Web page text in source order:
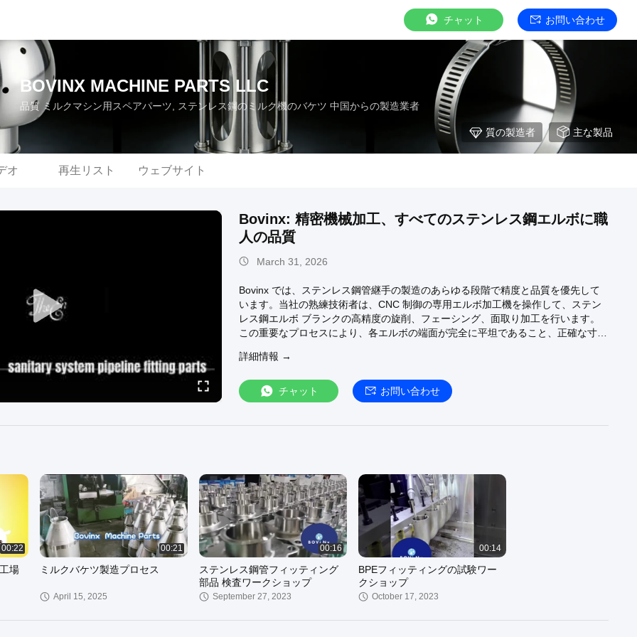
チャット お問い合わせ
BOVINX MACHINE PARTS LLC
品質 ミルクマシン用スペアパーツ, ステンレス鋼のミルク機のバケツ 中国からの製造業者
質の製造者 主な製品
オ 再生リスト ウェブサイト
Bovinx: 精密機械加工、すべてのステンレス鋼エルボに職
人の品質
March 31, 2026
Bovinx では、ステンレス鋼管継手の製造のあらゆる段階で精度と品質を優先して
います。当社の熟練技術者は、CNC 制御の専用エルボ加工機を操作して、ステン
レス鋼エルボ ブランクの高精度の旋削、フェーシング、面取り加工を行います。
この重要なプロセスにより、各エルボの端面が完全に平坦であること、正確な寸法
品加工装置、および産業パイプライン プロジェクトにおけるシームレス溶接、漏
詳細情報 →
チャット お問い合わせ
00:22
場
00:21
ミルクバケツ製造プロセス
April 15, 2025
00:16
ステンレス鋼管フィッティング
部品 検査ワークショップ
September 27, 2023
00:14
BPEフィッティングの試験ワー
クショップ
October 17, 2023